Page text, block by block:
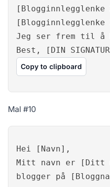
[Blogginnlegglenke
[Blogginnlegglenke
Jeg ser frem til å
Best, [DIN
Copy to clipboard
Mal #10
Hei [Navn],
Mitt navn er [Ditt
blogger på